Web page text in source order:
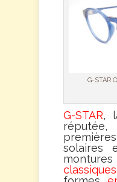
G-STAR
G-STAR,
solaires
classiques